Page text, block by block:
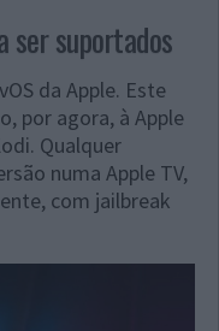
ser suportados
da Apple. Este
por agora, à Apple
Qualquer
numa Apple TV,
com jailbreak